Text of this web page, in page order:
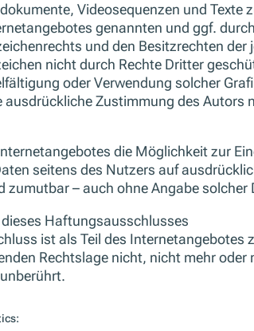
Videosequenzen und
genannten und ggf.
und den Besitzrechten
nicht durch Rechte Dritter
oder Verwendung solcher
ausdrückliche Zustimmung des Autors
die Möglichkeit zur
seitens des Nutzers auf
zumutbar – auch ohne Angabe
Haftungsausschlusses
ist als Teil des Internetangebotes
Rechtslage nicht, nicht mehr